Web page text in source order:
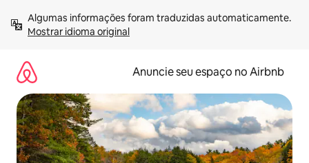
para
Mostrar idioma original
Anuncie seu espaço no Airbnb